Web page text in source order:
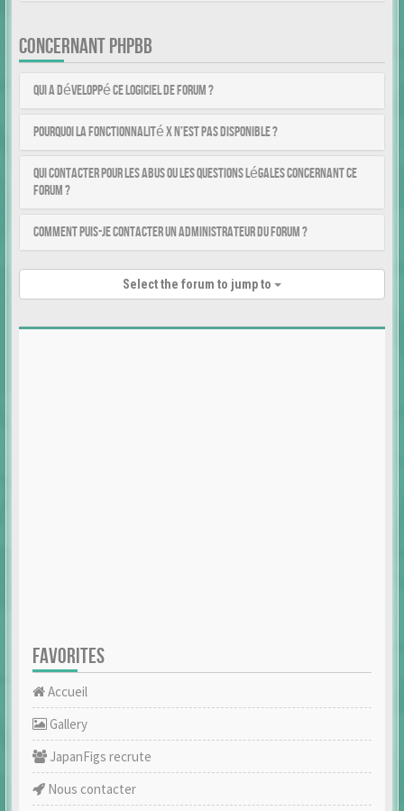
CONCERNANT PHPBB
Qui a développé ce logiciel de forum ?
Pourquoi la fonctionnalité X n’est pas disponible ?
Qui contacter pour les abus ou les questions légales concernant ce
forum ?
Comment puis-je contacter un administrateur du forum ?
Select the forum to jump to
FAVORITES
Accueil
Gallery
JapanFigs recrute
Nous contacter